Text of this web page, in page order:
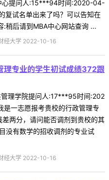
心提问人:15***94时间:2020-04-
复试名单出来了吗？可以告知在
:稍后请到MBA中心网站查询 ...
经大学 2022-10-16
理专业的学生初试成绩372跟
理学院提问人:17***95时间:202
一志愿报考贵校的行政管理专
两分，请问能否调剂到贵校的其
没有数学的招收调剂的专业试
经大学 2022-10-16